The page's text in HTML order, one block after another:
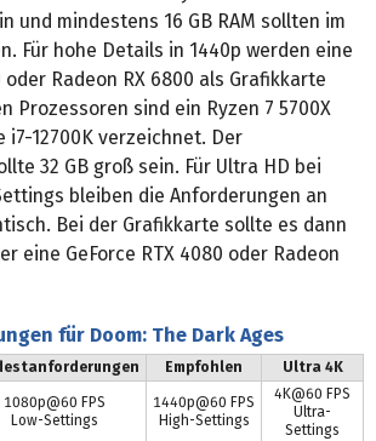
und mindestens 16 GB RAM sollten im
Für hohe Details in 1440p werden eine
oder Radeon RX 6800 als Grafikkarte
Prozessoren sind ein Ryzen 7 5700X
i7-12700K verzeichnet. Der
32 GB groß sein. Für Ultra HD bei
bleiben die Anforderungen an
Bei der Grafikkarte sollte es dann
eine GeForce RTX 4080 oder Radeon
für Doom: The Dark Ages
Empfohlen Ultra 4K
1080p@60 FPS
Low-Settings
1440p@60 FPS
High-Settings
4K@60 FPS
Ultra-
Settings